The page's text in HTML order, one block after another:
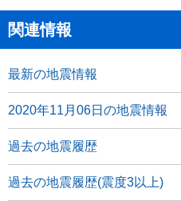
関連情報
最新の地震情報
2020年11月06日の地震情報
過去の地震履歴
過去の地震履歴(震度3以上)